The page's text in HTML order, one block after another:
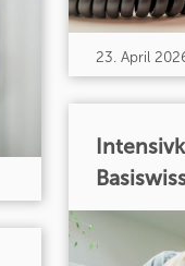
23. April